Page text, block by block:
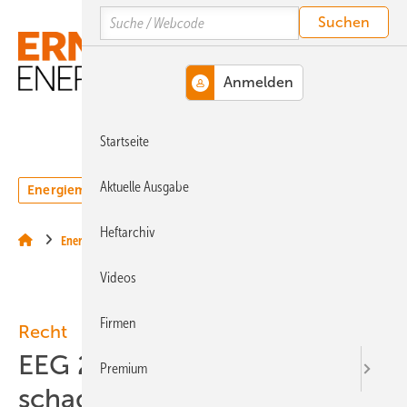
Hauptinhalt
Hauptmenü
SiteSearch
Energiemarkt Technologie
Energierecht
Recht
EEG 2021: Schwebezustand
schadet
Search
Startseite
Aktuelle Ausgabe
Heftarchiv
Videos
Firmen
Premium